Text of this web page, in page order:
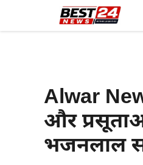
Alwar
और
भजनलाल